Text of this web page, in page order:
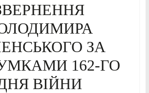
ЗА
162-ГО
ВІЙНИ